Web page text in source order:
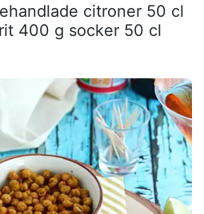
citroner 50 cl
400 g socker 50 cl